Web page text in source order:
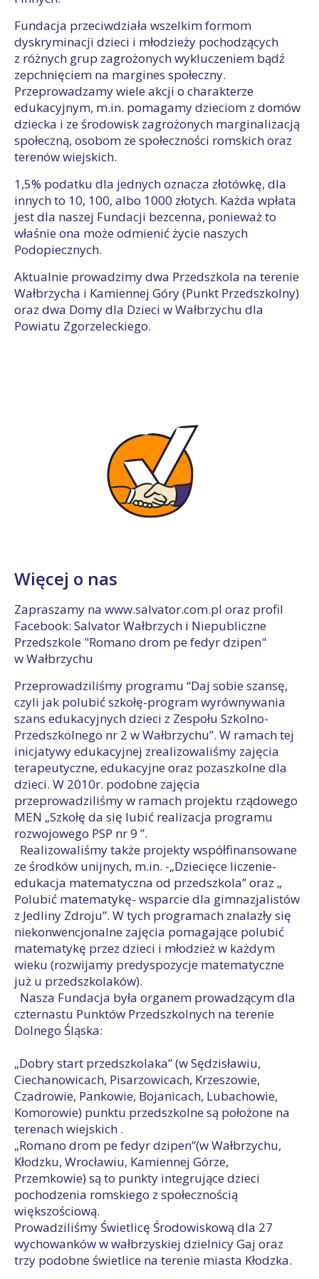
Fundacja przeciwdziała wszelkim formom
dyskryminacji dzieci i młodzieży pochodzących
z różnych grup zagrożonych wykluczeniem bądź
zepchnięciem na margines społeczny.
Przeprowadzamy wiele akcji o charakterze
edukacyjnym, m.in. pomagamy dzieciom z domów
dziecka i ze środowisk zagrożonych marginalizacją
społeczną, osobom ze społeczności romskich oraz
terenów wiejskich.
1,5% podatku dla jednych oznacza złotówkę, dla
innych to 10, 100, albo 1000 złotych. Każda wpłata
jest dla naszej Fundacji bezcenna, ponieważ to
właśnie ona może odmienić życie naszych
Podopiecznych.
Aktualnie prowadzimy dwa Przedszkola na terenie
Wałbrzycha i Kamiennej Góry (Punkt Przedszkolny)
oraz dwa Domy dla Dzieci w Wałbrzychu dla
Powiatu Zgorzeleckiego.
Więcej o nas
Zapraszamy na www.salvator.com.pl oraz profil
Facebook: Salvator Wałbrzych i Niepubliczne
Przedszkole "Romano drom pe fedyr dzipen"
w Wałbrzychu
Przeprowadziliśmy programu “Daj sobie szansę,
czyli jak polubić szkołę-program wyrównywania
szans edukacyjnych dzieci z Zespołu Szkolno-
Przedszkolnego nr 2 w Wałbrzychu”. W ramach tej
inicjatywy edukacyjnej zrealizowaliśmy zajęcia
terapeutyczne, edukacyjne oraz pozaszkolne dla
dzieci. W 2010r. podobne zajęcia
przeprowadziliśmy w ramach projektu rządowego
MEN „Szkołę da się lubić realizacja programu
rozwojowego PSP nr 9 ”.
Realizowaliśmy także projekty współfinansowane
ze środków unijnych, m.in. -„Dziecięce liczenie-
edukacja matematyczna od przedszkola” oraz „
Polubić matematykę- wsparcie dla gimnazjalistów
z Jedliny Zdroju”. W tych programach znalazły się
niekonwencjonalne zajęcia pomagające polubić
matematykę przez dzieci i młodzież w każdym
wieku (rozwijamy predyspozycje matematyczne
już u przedszkolaków).
Nasza Fundacja była organem prowadzącym dla
czternastu Punktów Przedszkolnych na terenie
Dolnego Śląska:
„Dobry start przedszkolaka” (w Sędzisławiu,
Ciechanowicach, Pisarzowicach, Krzeszowie,
Czadrowie, Pankowie, Bojanicach, Lubachowie,
Komorowie) punktu przedszkolne są położone na
terenach wiejskich .
„Romano drom pe fedyr dzipen”(w Wałbrzychu,
Kłodzku, Wrocławiu, Kamiennej Górze,
Przemkowie) są to punkty integrujące dzieci
pochodzenia romskiego z społecznością
większościową.
Prowadziliśmy Świetlicę Środowiskową dla 27
wychowanków w wałbrzyskiej dzielnicy Gaj oraz
trzy podobne świetlice na terenie miasta Kłodzka.